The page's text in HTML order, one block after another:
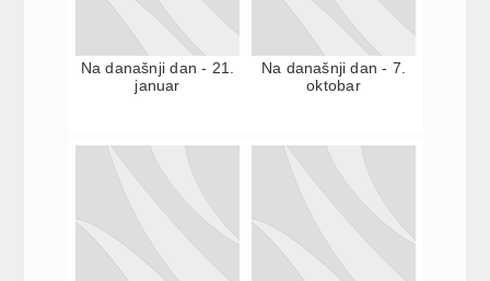
Na današnji dan - 21.
januar
Na današnji dan - 7.
oktobar